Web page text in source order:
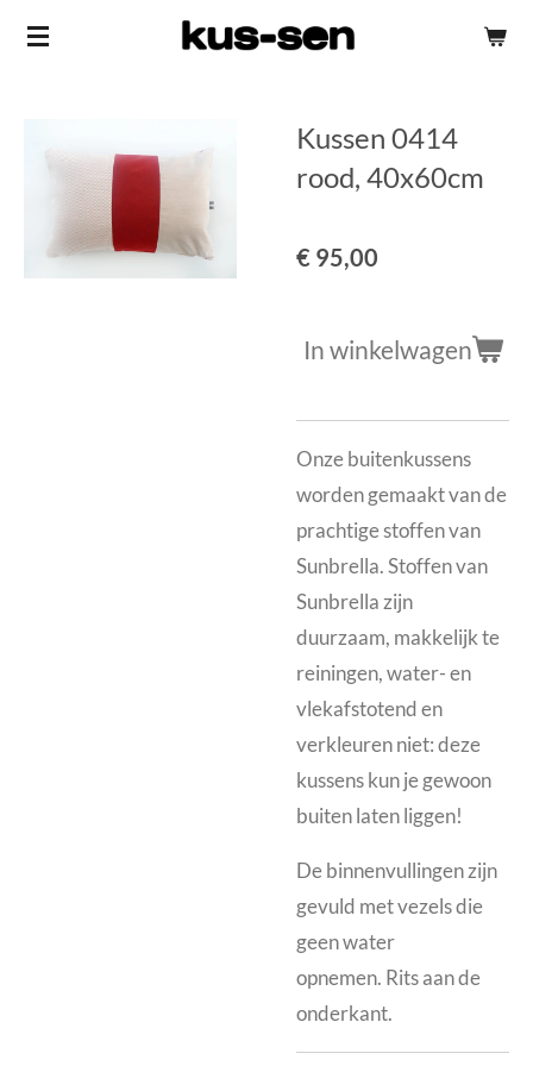
Ga
hoofdinhoud
Kussen 0414
rood, 40x60cm
€ 95,00
In winkelwagen
Onze buitenkussens
worden gemaakt van de
prachtige stoffen van
Sunbrella. Stoffen van
Sunbrella zijn
duurzaam, makkelijk te
reiningen, water- en
vlekafstotend en
verkleuren niet: deze
kussens kun je gewoon
buiten laten liggen!
De binnenvullingen zijn
gevuld met vezels die
geen water
opnemen. Rits aan de
onderkant.